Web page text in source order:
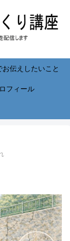
お伝えしたいこと
フィール